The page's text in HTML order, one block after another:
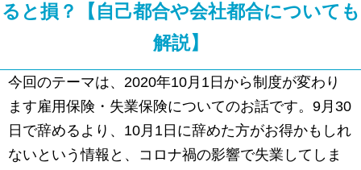
ると損？【自己都合や会社都合についても
解説】
今回のテーマは、2020年10月1日から制度が変わり
ます雇用保険・失業保険についてのお話です。9月30
日で辞めるより、10月1日に辞めた方がお得かもしれ
ないという情報と、コロナ禍の影響で失業してしま